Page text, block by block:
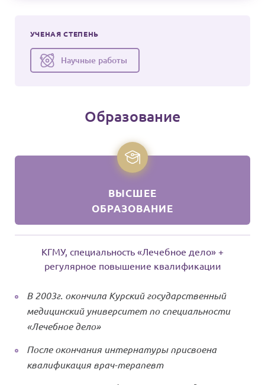
УЧЕНАЯ СТЕПЕНЬ
Научные работы
Образование
ВЫСШЕЕ
ОБРАЗОВАНИЕ
КГМУ, специальность «Лечебное дело» +
регулярное повышение квалификации
В 2003г. окончила Курский государственный
медицинский университет по специальности
«Лечебное дело»
После окончания интернатуры присвоена
квалификация врач-терапевт